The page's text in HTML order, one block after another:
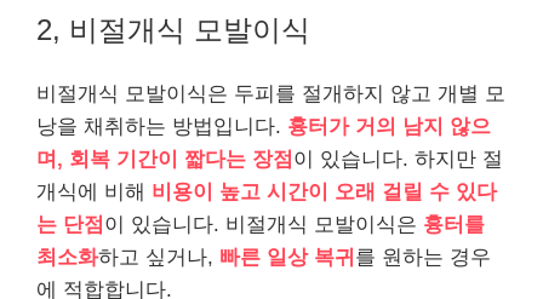
2, 비절개식 모발이식
비절개식 모발이식은 두피를 절개하지 않고 개별 모
낭을 채취하는 방법입니다. 흉터가 거의 남지 않으
며, 회복 기간이 짧다는 장점 이 있습니다. 하지만 절
개식에 비해 비용이 높고 시간이 오래 걸릴 수 있다
는 단점 이 있습니다. 비절개식 모발이식은 흉터를
최소화하고 싶거나, 빠른 일상 복귀 를 원하는 경우
에 적합합니다.